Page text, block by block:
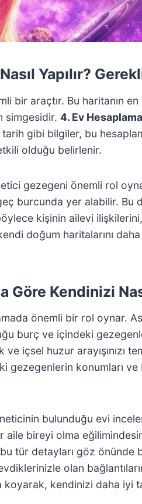
Yapılır?
araçtır. Bu haritanın
simgesidir. 4. Ev Hesaplama
gibi bilgiler, bu
olduğu belirlenir.
gezegeni önemli rol
burcunda yer alabilir.
kişinin ailevi
doğum haritalarını
Göre Kendinizi
önemli bir rol oynar.
burç ve içindeki
içsel huzur arayışınızı
gezegenlerin konumları
bulunduğu evi
bireyi olma
bu tür detayları göz
olan
kendinizi daha iyi